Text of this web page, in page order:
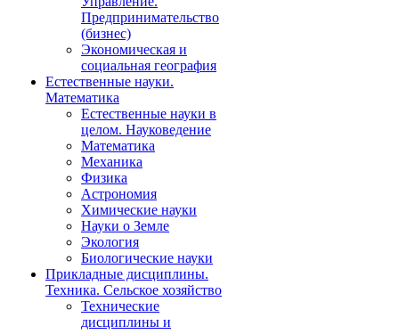
Предпринимательство
(бизнес)
Экономическая и
социальная география
Естественные науки.
Математика
Естественные науки в
целом. Науковедение
Математика
Механика
Физика
Астрономия
Химические науки
Науки о Земле
Экология
Биологические науки
Прикладные дисциплины.
Техника. Сельское хозяйство
Технические
дисциплины и